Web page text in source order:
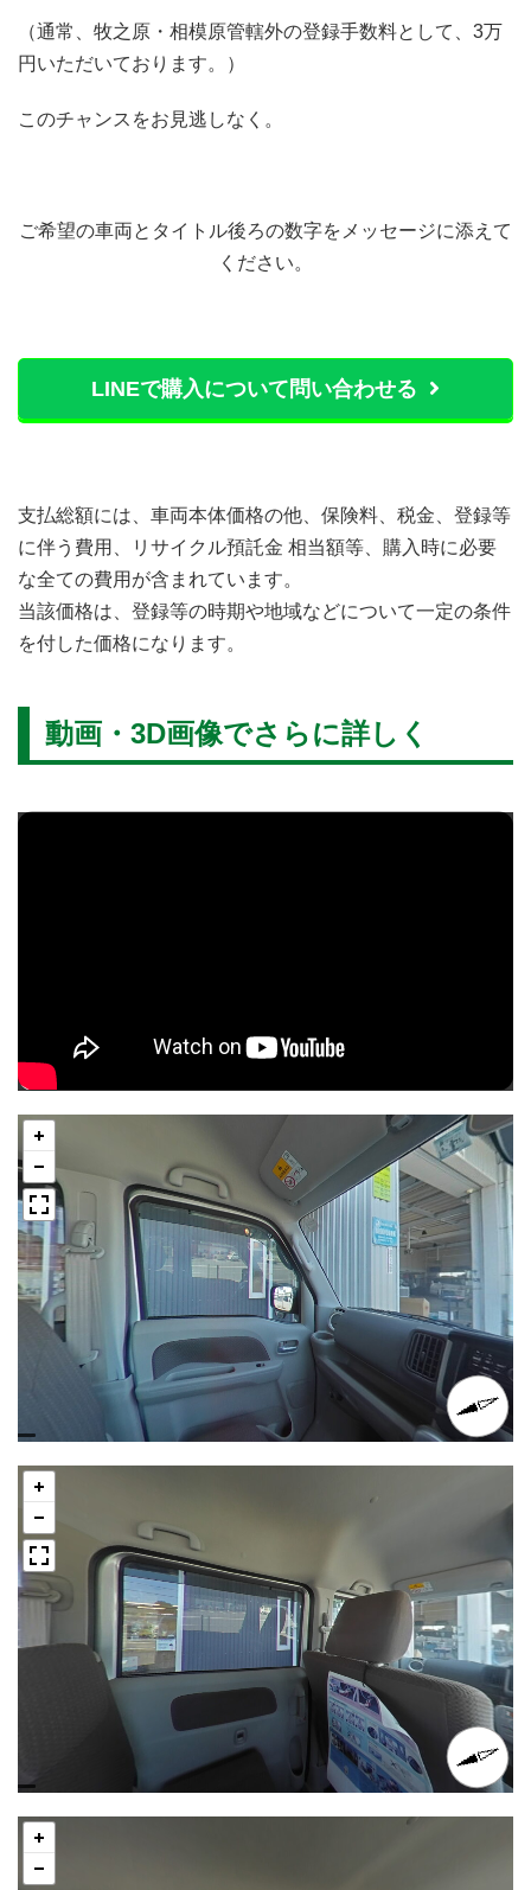
（通常、牧之原・相模原管轄外の登録手数料として、3万
円いただいております。）
このチャンスをお見逃しなく。
ご希望の車両とタイトル後ろの数字をメッセージに添えて
ください。
LINEで購入について問い合わせる
支払総額には、車両本体価格の他、保険料、税金、登録等
に伴う費用、リサイクル預託金 相当額等、購入時に必要
な全ての費用が含まれています。
当該価格は、登録等の時期や地域などについて一定の条件
を付した価格になります。
動画・3D画像でさらに詳しく